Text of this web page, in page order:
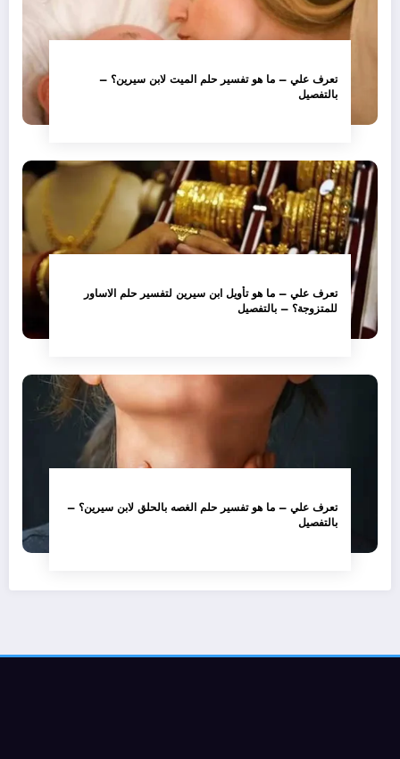
تعرف علي – ما هو تفسير حلم الميت لابن سيرين؟ –
بالتفصيل
تعرف علي – ما هو تأويل ابن سيرين لتفسير حلم الاساور
للمتزوجة؟ – بالتفصيل
تعرف علي – ما هو تفسير حلم الغصه بالحلق لابن سيرين؟ –
بالتفصيل